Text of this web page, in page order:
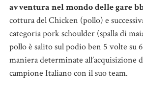
avventura nel mondo delle gare
cottura del Chicken (pollo) e
categoria pork schoulder (spalla di
pollo è salito sul podio ben 5 volte su
maniera determinate all’acquisizione
campione Italiano con il suo team.